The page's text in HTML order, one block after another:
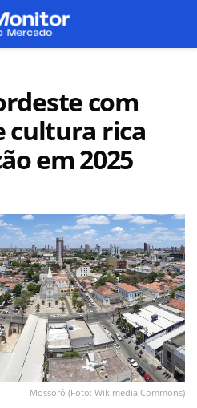
com
cultura rica
em 2025
Mossoró (Foto: Wikimedia Commons)